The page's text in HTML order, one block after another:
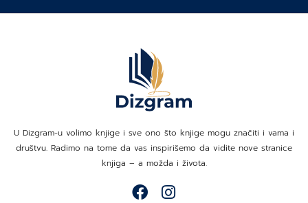
U Dizgram-u volimo knjige i sve ono što knjige mogu značiti i vama i
društvu. Radimo na tome da vas inspirišemo da vidite nove stranice
knjiga – a možda i života.
F
I